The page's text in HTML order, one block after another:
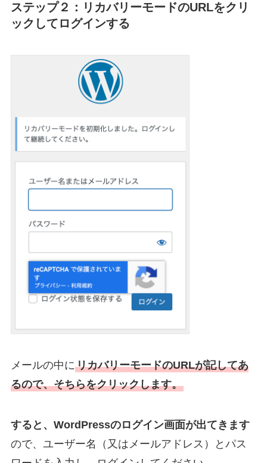
ステップ２：リカバリーモードのURLをクリ
ックしてログインする
メールの中にリカバリーモードのURLが記してあ
るので、そちらをクリックします。
すると、WordPressのログイン画面が出てきます
ので、ユーザー名（又はメールアドレス）とパス